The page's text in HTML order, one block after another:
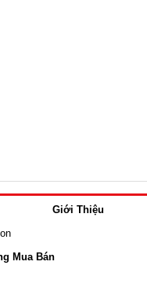
Giới Thiệu
Mua Bán